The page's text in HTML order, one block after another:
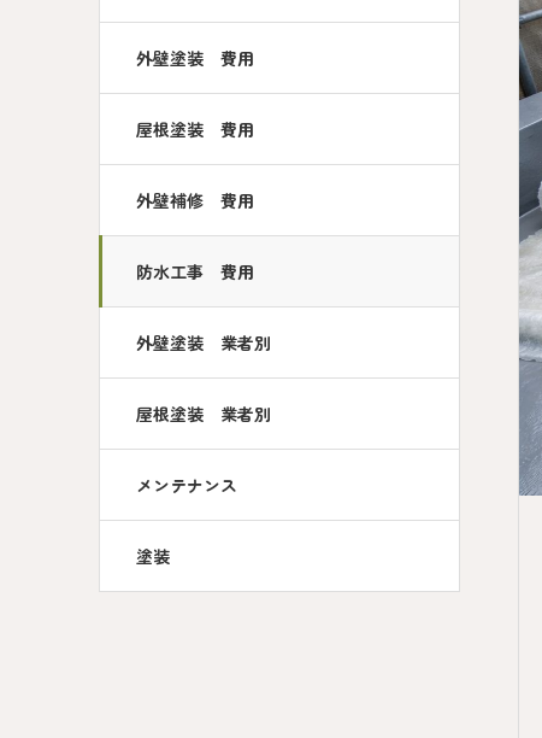
外壁塗装 費用
屋根塗装 費用
外壁補修 費用
防水工事 費用
外壁塗装 業者別
屋根塗装 業者別
メンテナンス
塗装